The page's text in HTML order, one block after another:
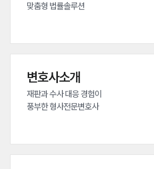
맞춤형 법률솔루션
변호사소개
재판과 수사 대응 경험이
풍부한 형사전문변호사